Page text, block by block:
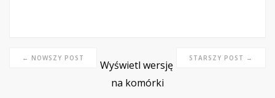
← NOWSZY POST STARSZY POST →
Wyświetl wersję
na komórki